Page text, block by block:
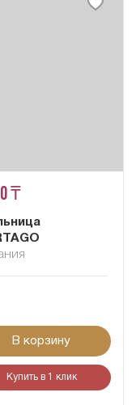
₸
В корзину
Купить в 1 клик